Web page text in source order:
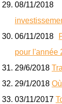
08/11/2018
06/11/2018
pour l'année
29/6/2018
29/1/2018
03/11/2017